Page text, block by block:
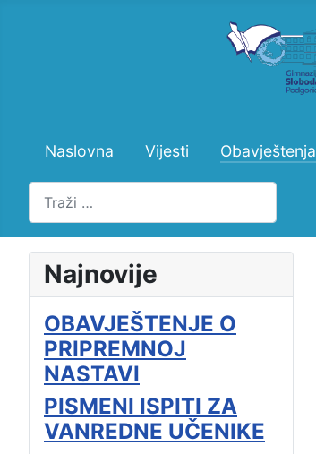
Naslovna Vijesti Obavještenja
Pretraži
Najnovije
OBAVJEŠTENJE O
PRIPREMNOJ
NASTAVI
PISMENI ISPITI ZA
VANREDNE UČENIKE